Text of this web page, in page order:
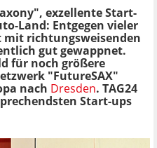
exzellente Start-
Land: Entgegen vieler
mit richtungsweisenden
gut gewappnet.
für noch größere
"FutureSAX"
nach Dresden. TAG24
Start-ups